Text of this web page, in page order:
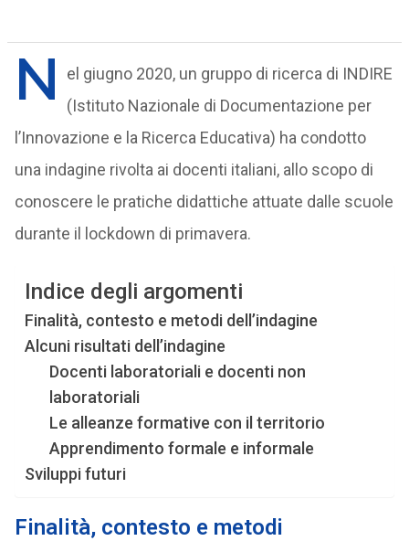
N
el giugno 2020, un gruppo di ricerca di INDIRE
(Istituto Nazionale di Documentazione per
l’Innovazione e la Ricerca Educativa) ha condotto
una indagine rivolta ai docenti italiani, allo scopo di
conoscere le pratiche didattiche attuate dalle scuole
durante il lockdown di primavera.
Indice degli argomenti
Finalità, contesto e metodi dell’indagine
Alcuni risultati dell’indagine
Docenti laboratoriali e docenti non
laboratoriali
Le alleanze formative con il territorio
Apprendimento formale e informale
Sviluppi futuri
Finalità, contesto e metodi